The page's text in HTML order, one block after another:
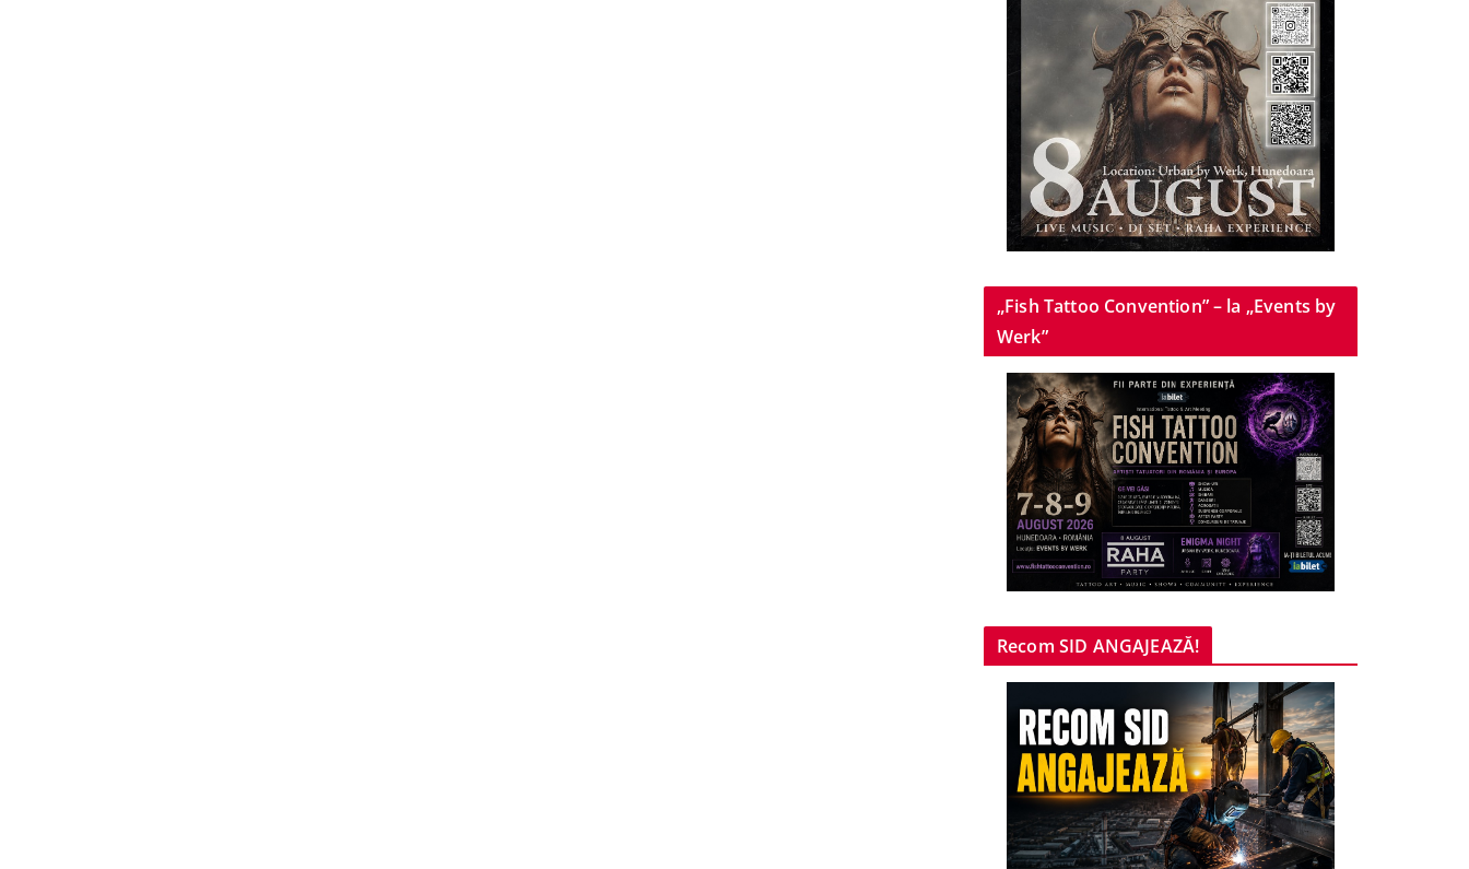
„Fish Tattoo Convention” – la „Events by
Werk”
Recom SID ANGAJEAZĂ!